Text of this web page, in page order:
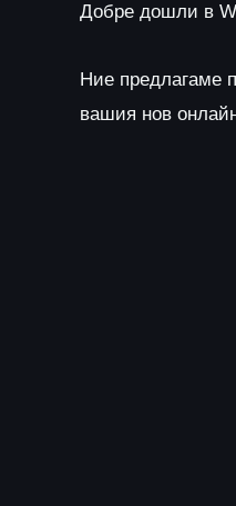
Добре дошли в
Ние предлагаме
вашия нов